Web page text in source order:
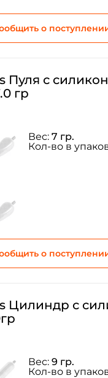
о
Пуля с
гр
о
Вес: 7 гр.
Кол-во в
Цилиндр с
9гр
Вес: 9 гр.
Кол-во в